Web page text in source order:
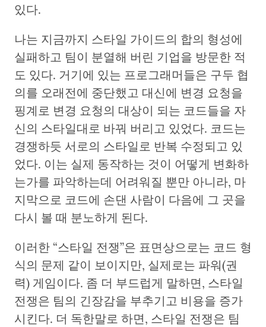
있다.
나는 지금까지 스타일 가이드의 합의 형성에
실패하고 팀이 분열해 버린 기업을 방문한 적
도 있다. 거기에 있는 프로그래머들은 구두 협
의를 오래전에 중단했고 대신에 변경 요청을
핑계로 변경 요청의 대상이 되는 코드들을 자
신의 스타일대로 바꿔 버리고 있었다. 코드는
경쟁하듯 서로의 스타일로 반복 수정되고 있
었다. 이는 실제 동작하는 것이 어떻게 변화하
는가를 파악하는데 어려워질 뿐만 아니라, 마
지막으로 코드에 손댄 사람이 다음에 그 곳을
다시 볼 때 분노하게 된다.
이러한 “스타일 전쟁”은 표면상으로는 코드 형
식의 문제 같이 보이지만, 실제로는 파워(권
력) 게임이다. 좀 더 부드럽게 말하면, 스타일
전쟁은 팀의 긴장감을 부추기고 비용을 증가
시킨다. 더 독한말로 하면, 스타일 전쟁은 팀